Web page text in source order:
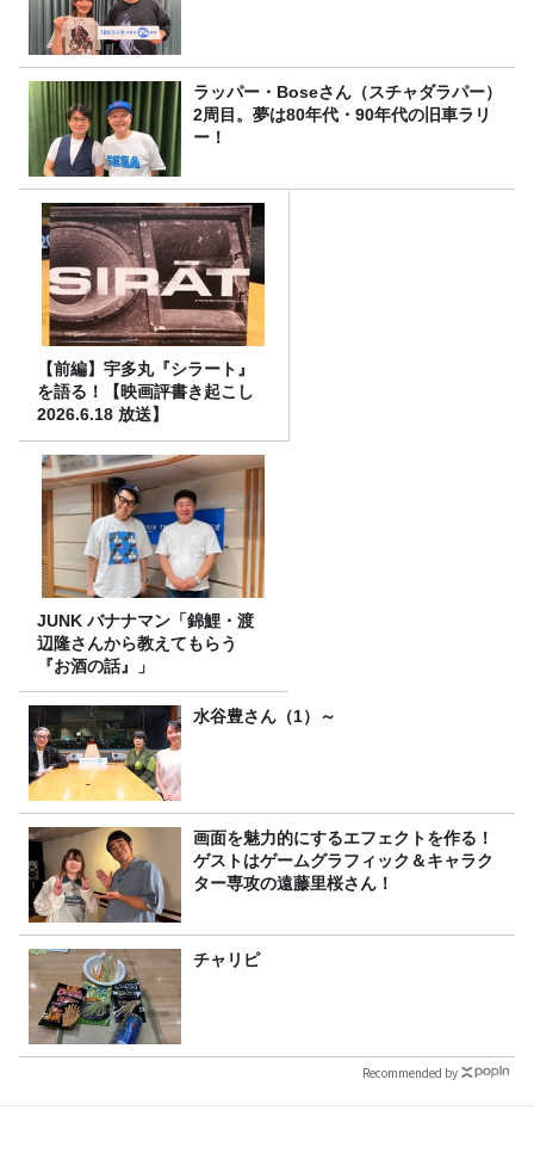
ラッパー・Boseさん（スチャダラパー）
2周目。夢は80年代・90年代の旧車ラリ
ー！
【前編】宇多丸『シラート』
を語る！【映画評書き起こし
2026.6.18 放送】
JUNK バナナマン「錦鯉・渡
辺隆さんから教えてもらう
『お酒の話』」
水谷豊さん（1）～
画面を魅力的にするエフェクトを作る！
ゲストはゲームグラフィック＆キャラク
ター専攻の遠藤里桜さん！
チャリピ
Recommended by